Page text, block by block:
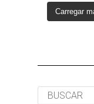
Carregar